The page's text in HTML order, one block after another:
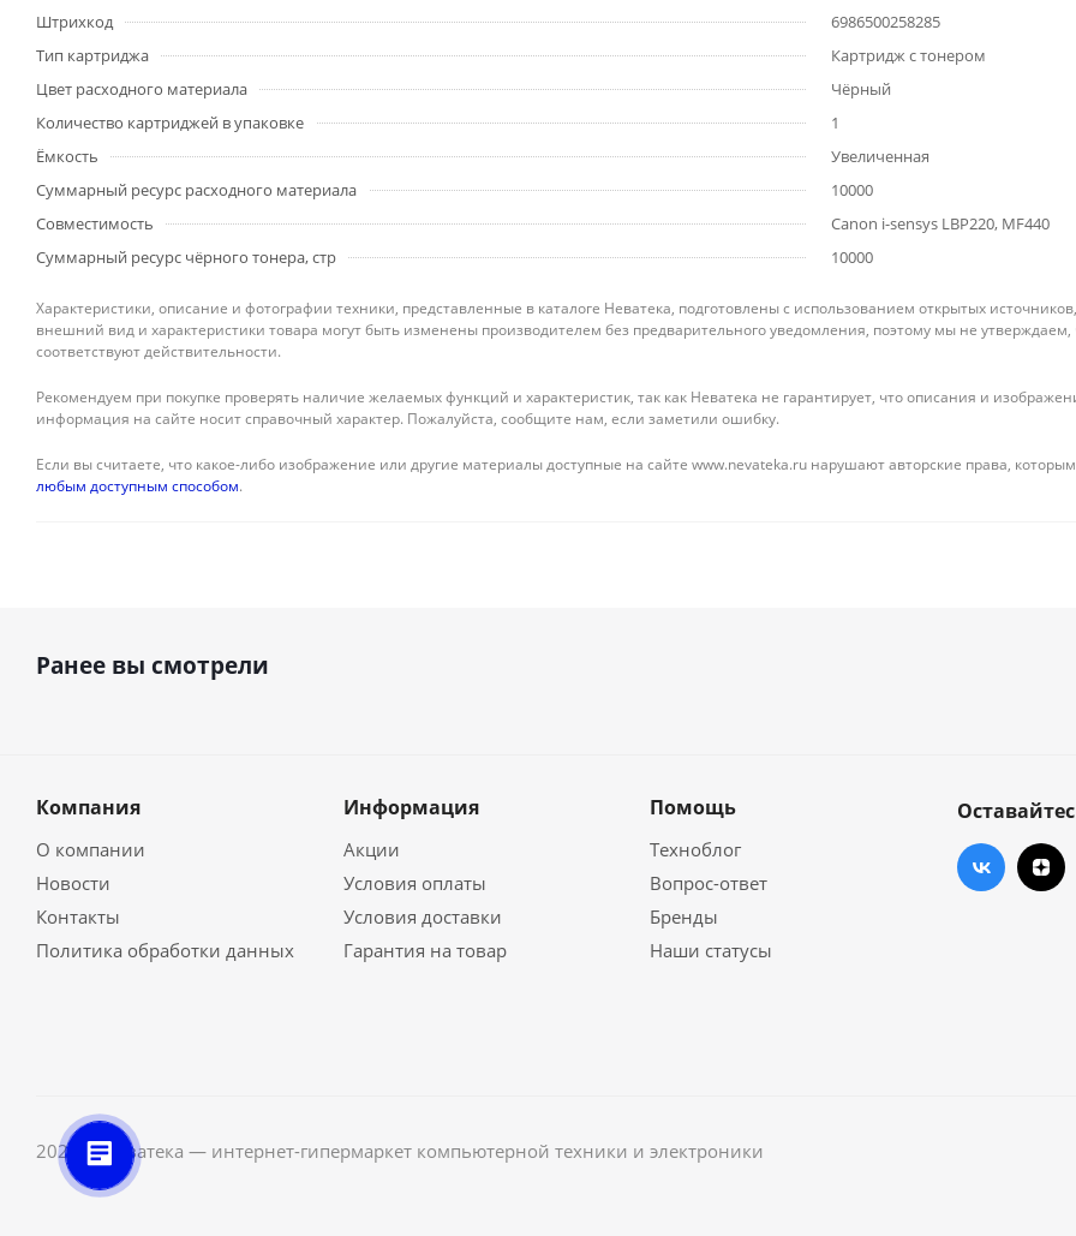
Штрихкод
6986500258285
Тип картриджа
Картридж с тонером
Цвет расходного материала
Чёрный
Количество картриджей в упаковке
1
Ёмкость
Увеличенная
Суммарный ресурс расходного материала
10000
Совместимость
Canon i-sensys LBP220, MF440
Суммарный ресурс чёрного тонера, стр
10000
Характеристики, описание и фотографии техники, представленные в каталоге Неватека, подготовлены с использованием открытых
внешний вид и характеристики товара могут быть изменены производителем без предварительного уведомления, поэтому мы не
соответствуют действительности.
Рекомендуем при покупке проверять наличие желаемых функций и характеристик, так как Неватека не гарантирует, что описания и
информация на сайте носит справочный характер. Пожалуйста, сообщите нам, если заметили ошибку.
Если вы считаете, что какое-либо изображение или другие материалы доступные на сайте www.nevateka.ru нарушают авторские права,
любым доступным способом.
Ранее вы смотрели
Компания
О компании
Новости
Контакты
Политика обработки данных
Информация
Акции
Условия оплаты
Условия доставки
Гарантия на товар
Помощь
Техноблог
Вопрос-ответ
Бренды
Наши статусы
2026 © Неватека — интернет-гипермаркет компьютерной техники и электроники